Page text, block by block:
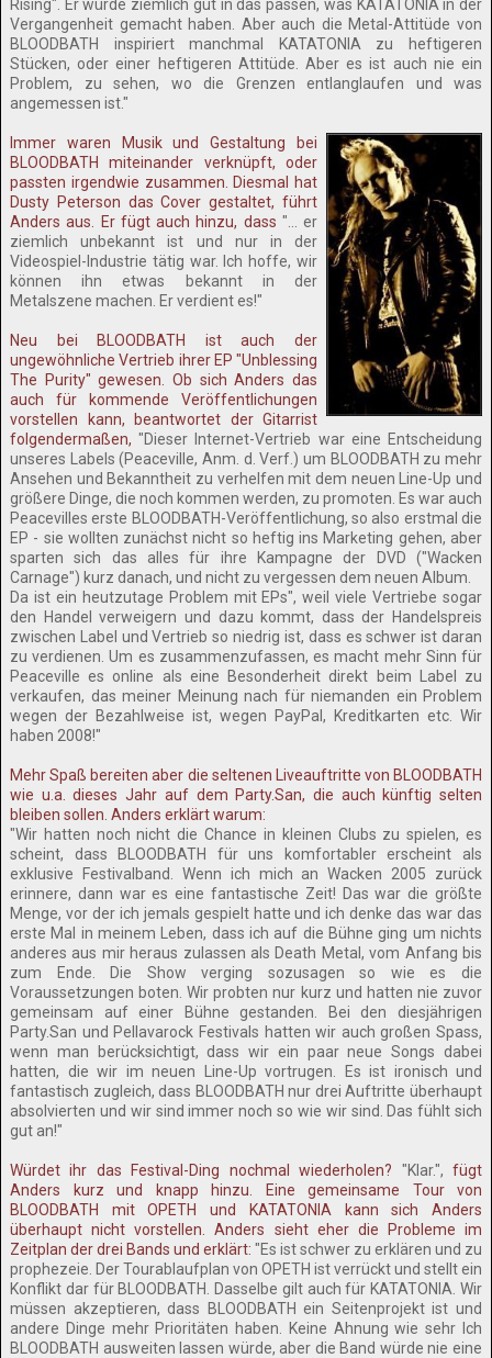
Rising". Er würde ziemlich gut in das passen, was KATATONIA in der
Vergangenheit gemacht haben. Aber auch die Metal-Attitüde von
BLOODBATH inspiriert manchmal KATATONIA zu heftigeren
Stücken, oder einer heftigeren Attitüde. Aber es ist auch nie ein
Problem, zu sehen, wo die Grenzen entlanglaufen und was
angemessen ist."
Immer waren Musik und Gestaltung bei
BLOODBATH miteinander verknüpft, oder
passten irgendwie zusammen. Diesmal hat
Dusty Peterson das Cover gestaltet, führt
Anders aus. Er fügt auch hinzu, dass "... er
ziemlich unbekannt ist und nur in der
Videospiel-Industrie tätig war. Ich hoffe, wir
können ihn etwas bekannt in der
Metalszene machen. Er verdient es!"
Neu bei BLOODBATH ist auch der
ungewöhnliche Vertrieb ihrer EP "Unblessing
The Purity" gewesen. Ob sich Anders das
auch für kommende Veröffentlichungen
vorstellen kann, beantwortet der Gitarrist
folgendermaßen, "Dieser Internet-Vertrieb war eine Entscheidung
unseres Labels (Peaceville, Anm. d. Verf.) um BLOODBATH zu mehr
Ansehen und Bekanntheit zu verhelfen mit dem neuen Line-Up und
größere Dinge, die noch kommen werden, zu promoten. Es war auch
Peacevilles erste BLOODBATH-Veröffentlichung, so also erstmal die
EP - sie wollten zunächst nicht so heftig ins Marketing gehen, aber
sparten sich das alles für ihre Kampagne der DVD ("Wacken
Carnage") kurz danach, und nicht zu vergessen dem neuen Album.
Da ist ein heutzutage Problem mit EPs", weil viele Vertriebe sogar
den Handel verweigern und dazu kommt, dass der Handelspreis
zwischen Label und Vertrieb so niedrig ist, dass es schwer ist daran
zu verdienen. Um es zusammenzufassen, es macht mehr Sinn für
Peaceville es online als eine Besonderheit direkt beim Label zu
verkaufen, das meiner Meinung nach für niemanden ein Problem
wegen der Bezahlweise ist, wegen PayPal, Kreditkarten etc. Wir
haben 2008!"
Mehr Spaß bereiten aber die seltenen Liveauftritte von BLOODBATH
wie u.a. dieses Jahr auf dem Party.San, die auch künftig selten
bleiben sollen. Anders erklärt warum:
"Wir hatten noch nicht die Chance in kleinen Clubs zu spielen, es
scheint, dass BLOODBATH für uns komfortabler erscheint als
exklusive Festivalband. Wenn ich mich an Wacken 2005 zurück
erinnere, dann war es eine fantastische Zeit! Das war die größte
Menge, vor der ich jemals gespielt hatte und ich denke das war das
erste Mal in meinem Leben, dass ich auf die Bühne ging um nichts
anderes aus mir heraus zulassen als Death Metal, vom Anfang bis
zum Ende. Die Show verging sozusagen so wie es die
Voraussetzungen boten. Wir probten nur kurz und hatten nie zuvor
gemeinsam auf einer Bühne gestanden. Bei den diesjährigen
Party.San und Pellavarock Festivals hatten wir auch großen Spass,
wenn man berücksichtigt, dass wir ein paar neue Songs dabei
hatten, die wir im neuen Line-Up vortrugen. Es ist ironisch und
fantastisch zugleich, dass BLOODBATH nur drei Auftritte überhaupt
absolvierten und wir sind immer noch so wie wir sind. Das fühlt sich
gut an!"
Würdet ihr das Festival-Ding nochmal wiederholen? "Klar.",fügt
Anders kurz und knapp hinzu. Eine gemeinsame Tour von
BLOODBATH mit OPETH und KATATONIA kann sich Anders
überhaupt nicht vorstellen. Anders sieht eher die Probleme im
Zeitplan der drei Bands und erklärt: "Es ist schwer zu erklären und zu
prophezeie. Der Tourablaufplan von OPETH ist verrückt und stellt ein
Konflikt dar für BLOODBATH. Dasselbe gilt auch für KATATONIA. Wir
müssen akzeptieren, dass BLOODBATH ein Seitenprojekt ist und
andere Dinge mehr Prioritäten haben. Keine Ahnung wie sehr Ich
BLOODBATH ausweiten lassen würde, aber die Band würde nie eine